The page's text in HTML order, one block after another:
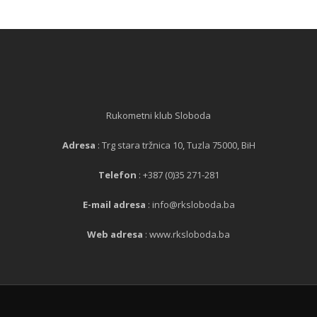
Rukometni klub Sloboda
Adresa : Trg stara tržnica 10, Tuzla 75000, BiH
Telefon : +387 (0)35 271-281
E-mail adresa : info@rksloboda.ba
Web adresa : www.rksloboda.ba